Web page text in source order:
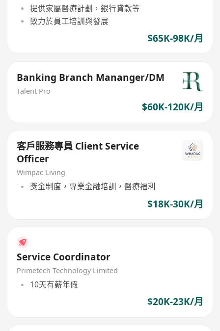
提供家屬醫療計劃，銀行貸款等
致力於員工培訓與發展
$65K-98K/月
Banking Branch Mananger/DM
Talent Pro
$60K-120K/月
客戶服務專員 Client Service
Officer
Wimpac Living
獎金制度，專業金融培訓，醫療福利
$18K-30K/月
Service Coordinator
Primetech Technology Limited
10天有薪年假
$20K-23K/月